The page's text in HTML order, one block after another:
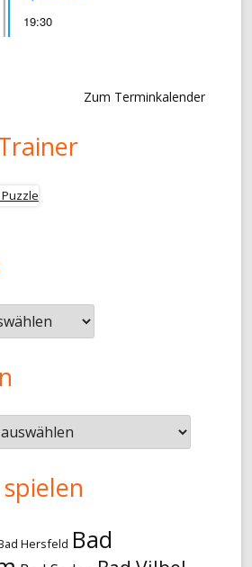
19:30
Zum Terminkalender
Hersfeld Bad